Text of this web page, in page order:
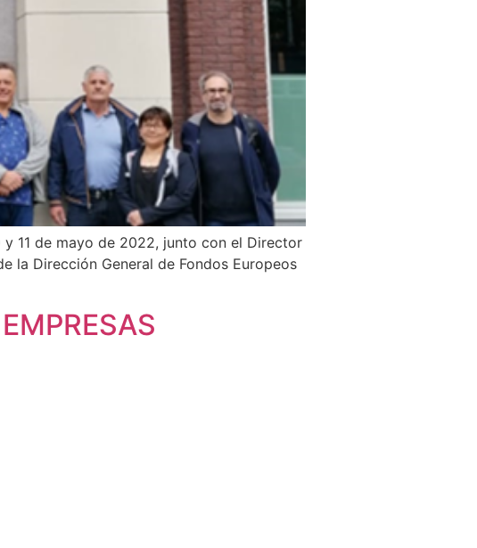
11 de mayo de 2022, junto con el Director
la Dirección General de Fondos Europeos